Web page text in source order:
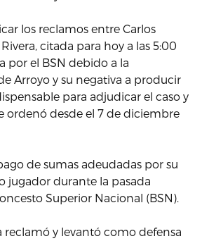
los reclamos entre Carlos
Rivera, citada para hoy a las 5:00
por el BSN debido a la
Arroyo y su negativa a producir
para adjudicar el caso y
ordenó desde el 7 de diciembre
de sumas adeudadas por su
jugador durante la pasada
Superior Nacional (BSN).
reclamó y levantó como defensa